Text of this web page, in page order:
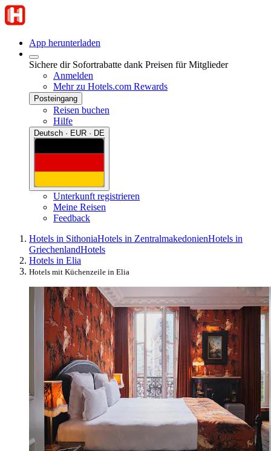
App herunterladen
Sichere dir Sofortrabatte dank Preisen für Mitglieder
Anmelden
Mehr zu Hotels.com Rewards
Posteingang
Reisen buchen
Hilfe
Deutsch · EUR · DE
Unterkunft registrieren
Meine Reisen
Feedback
Hotels in SithoniaHotels in ZentralmakedonienHotels in
GriechenlandHotels
Hotels in Elia
Hotels mit Küchenzeile in Elia